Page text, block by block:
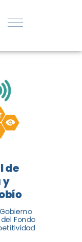
del
de
salud
de
y
Fondo